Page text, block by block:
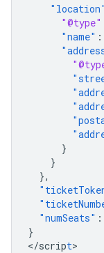
"location"
"@type"
"name" :
}
}
},
"numSeats" :
}
</script>